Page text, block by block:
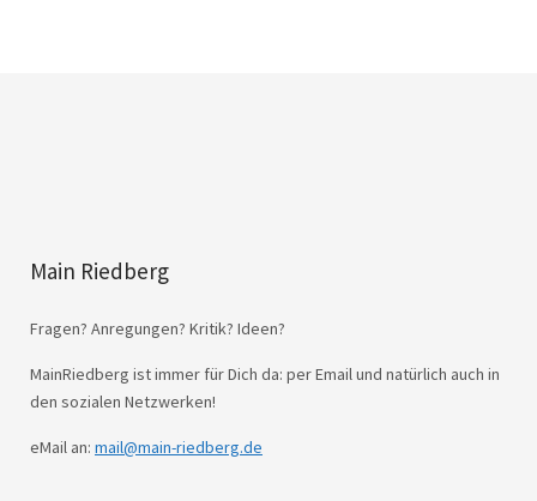
Main Riedberg
Fragen? Anregungen? Kritik? Ideen?
MainRiedberg ist immer für Dich da: per Email und natürlich auch in
den sozialen Netzwerken!
eMail an: mail@main-riedberg.de